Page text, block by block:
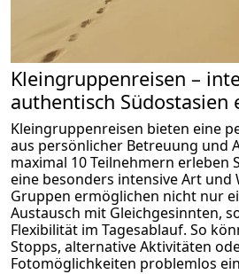
Kleingruppenreisen –
authentisch Südostasien
Kleingruppenreisen bieten eine
aus persönlicher Betreuung und
maximal 10 Teilnehmern erleben
eine besonders intensive Art und
Gruppen ermöglichen nicht nur
Austausch mit Gleichgesinnten,
Flexibilität im Tagesablauf. So
Stopps, alternative Aktivitäten
Fotomöglichkeiten problemlos